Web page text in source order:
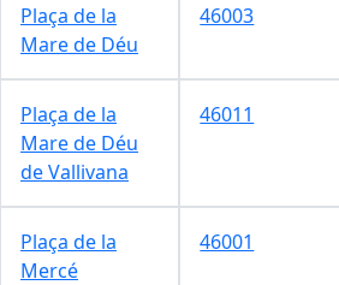
Plaça de la
Mare de Déu
46003
Plaça de la
Mare de Déu
de Vallivana
46011
Plaça de la
Mercé
46001